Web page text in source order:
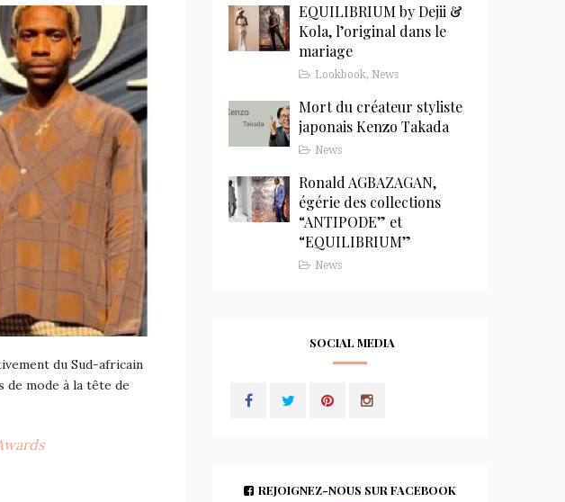
du Sud-africain
de mode à la tête de
EQUILIBRIUM by Dejii &
Kola, l’original dans le
mariage
Lookbook, News
Mort du créateur styliste
japonais Kenzo Takada
News
Ronald AGBAZAGAN,
égérie des collections
“ANTIPODE” et
“EQUILIBRIUM”
News
SOCIAL MEDIA
REJOIGNEZ-NOUS SUR FACEBOOK